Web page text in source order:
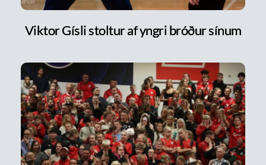
Viktor Gísli stoltur af yngri bróður sínum